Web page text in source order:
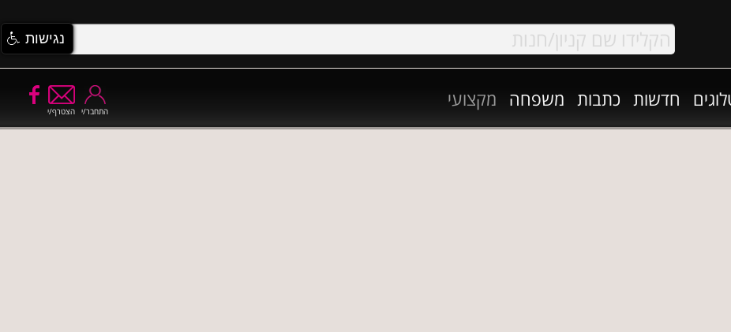
חדשות כתבות משפחה מקצועי
הצטרף/י התחבר/י
נגישות